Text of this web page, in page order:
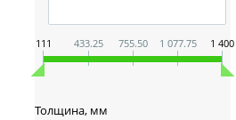
111 433.25 755.50 1 077.75 1 400
Толщина, мм